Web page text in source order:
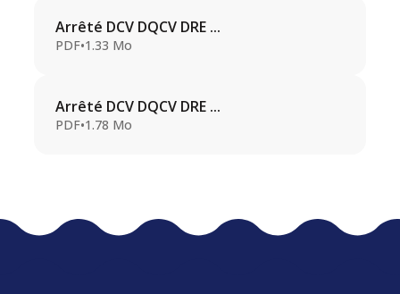
Arrêté DCV DQCV DRE ...
PDF•1.33 Mo
Arrêté DCV DQCV DRE ...
PDF•1.78 Mo